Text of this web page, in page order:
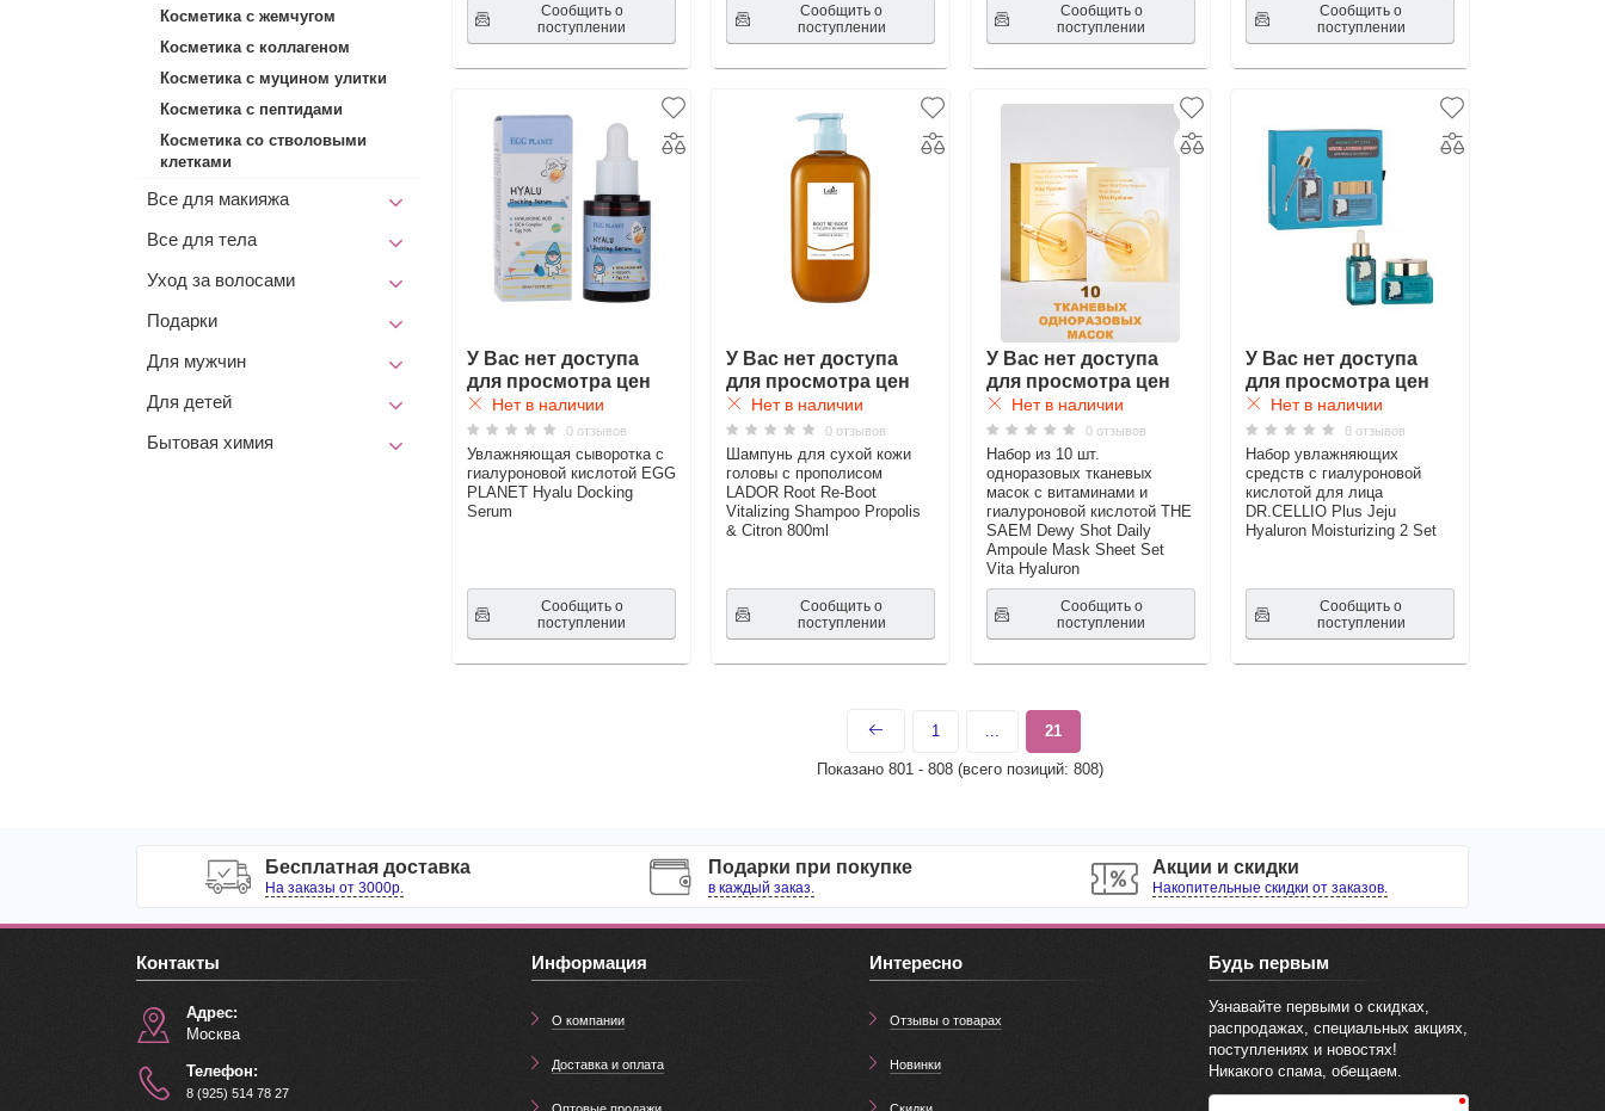
Сообщить о
поступлении
Сообщить о
поступлении
Сообщить о
поступлении
Сообщить о
поступлении
У Вас нет доступа
для просмотра цен
Нет в наличии
0 отзывов
Увлажняющая сыворотка с
гиалуроновой кислотой EGG
PLANET Hyalu Docking
Serum
Сообщить о
поступлении
У Вас нет доступа
для просмотра цен
Нет в наличии
0 отзывов
Шампунь для сухой кожи
головы с прополисом
LADOR Root Re-Boot
Vitalizing Shampoo Propolis
& Citron 800ml
Сообщить о
поступлении
У Вас нет доступа
для просмотра цен
Нет в наличии
0 отзывов
Набор из 10 шт.
одноразовых тканевых
масок с витаминами и
гиалуроновой кислотой THE
SAEM Dewy Shot Daily
Ampoule Mask Sheet Set
Vita Hyaluron
Сообщить о
поступлении
У Вас нет доступа
для просмотра цен
Нет в наличии
0 отзывов
Набор увлажняющих
средств с гиалуроновой
кислотой для лица
DR.CELLIO Plus Jeju
Hyaluron Moisturizing 2 Set
Сообщить о
поступлении
1 21
Показано801 -808 (всего позиций:808)
Косметика с жемчугом
Косметика с коллагеном
Косметика с муцином улитки
Косметика с пептидами
Косметика со стволовыми
клетками
Все для макияжа
Все для тела
Уход за волосами
Подарки
Для мужчин
Для детей
Бытовая химия
Бесплатная доставка
На заказы от 3000р.
Подарки при покупке
в каждый заказ.
Акции и скидки
Накопительные скидки от заказов.
Контакты
Адрес:
Москва
Телефон:
8 (925) 514 78 27
Информация
О компании
Доставка и оплата
Оптовые продажи
Интересно
Отзывы о товарах
Новинки
Скидки
Будь первым
Узнавайте первыми о скидках,
распродажах, специальных акциях,
поступлениях и новостях!
Никакого спама, обещаем.